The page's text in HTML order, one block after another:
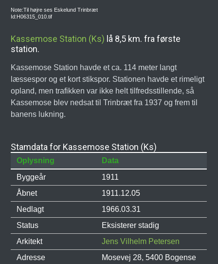
Note:Til højre ses Eskelund Trinbræt
Id:H06315_010.tif
Kassemose Station (Ks) lå 8,5 km. fra første
station.
Kassemose Station havde et ca. 114 meter langt
læssespor og et kort stikspor. Stationen havde et rimeligt
opland, men trafikken var ikke helt tilfredsstillende, så
Kassemose blev nedsat til Trinbræt fra 1937 og frem til
banens lukning.
Stamdata for Kassemose Station (Ks)
Oplysning
Data
Byggeår
1911
Åbnet
1911.12.05
Nedlagt
1966.03.31
Status
Eksisterer stadig
Arkitekt
Jens Vilhelm Petersen
Adresse
Mosevej 28, 5400 Bogense